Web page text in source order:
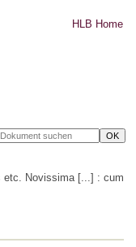
HLB Home
etc. Novissima [...] : cum